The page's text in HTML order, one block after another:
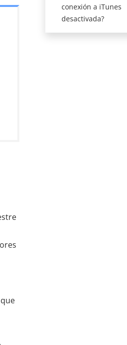
conexión a iTunes
desactivada?